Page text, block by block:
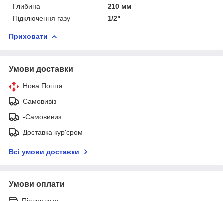
Глибина
210 мм
Підключення газу
1/2"
Приховати
Умови доставки
Нова Пошта
Самовивіз
-Самовивиз
Доставка кур'єром
Всі умови доставки
Умови оплати